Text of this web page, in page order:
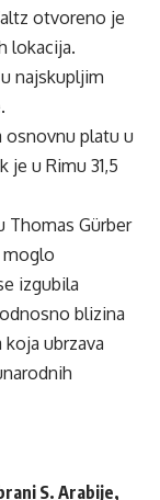
otvoreno je
lokacija.
najskupljim
osnovnu platu u
je u Rimu 31,5
Thomas Gürber
moglo
izgubila
blizina
ubrzava
S. Arabije,